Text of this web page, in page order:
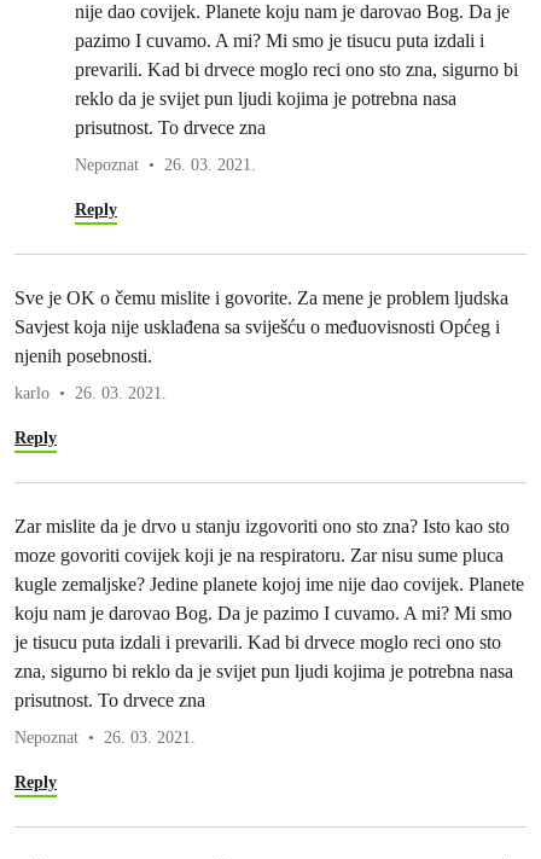
nije dao covijek. Planete koju nam je darovao Bog. Da je
pazimo I cuvamo. A mi? Mi smo je tisucu puta izdali i
prevarili. Kad bi drvece moglo reci ono sto zna, sigurno bi
reklo da je svijet pun ljudi kojima je potrebna nasa
prisutnost. To drvece zna
Nepoznat 26. 03. 2021.
Reply
Sve je OK o čemu mislite i govorite. Za mene je problem ljudska
Savjest koja nije usklađena sa sviješću o međuovisnosti Općeg i
njenih posebnosti.
karlo 26. 03. 2021.
Reply
Zar mislite da je drvo u stanju izgovoriti ono sto zna? Isto kao sto
moze govoriti covijek koji je na respiratoru. Zar nisu sume pluca
kugle zemaljske? Jedine planete kojoj ime nije dao covijek. Planete
koju nam je darovao Bog. Da je pazimo I cuvamo. A mi? Mi smo
je tisucu puta izdali i prevarili. Kad bi drvece moglo reci ono sto
zna, sigurno bi reklo da je svijet pun ljudi kojima je potrebna nasa
prisutnost. To drvece zna
Nepoznat 26. 03. 2021.
Reply